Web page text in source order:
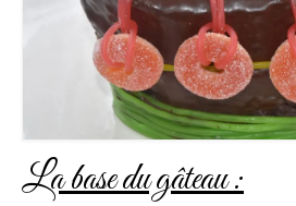
La base du gâteau :